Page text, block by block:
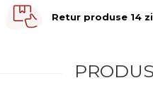
Retur produse 14